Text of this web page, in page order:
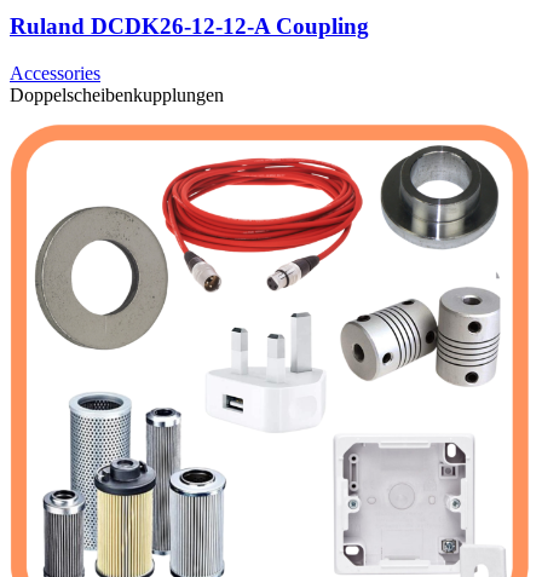
Ruland DCDK26-12-12-A Coupling
Accessories
Doppelscheibenkupplungen